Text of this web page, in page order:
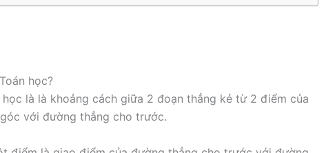
học?
là là khoảng cách giữa 2 đoạn thẳng kẻ từ 2 điểm của
với đường thẳng cho trước.